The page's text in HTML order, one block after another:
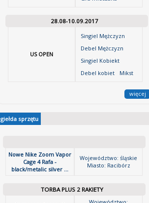
28.08-10.09.2017
US OPEN
Singiel Mężczyzn
Debel Mężczyzn
Singiel Kobiekt
Debel kobiet
Mikst
więcej
giełda sprzętu
Nowe Nike Zoom Vapor
Cage 4 Rafa -
black/metalic silver ...
Województwo: śląskie
Miasto: Racibórz
TORBA PLUS 2 RAKIETY